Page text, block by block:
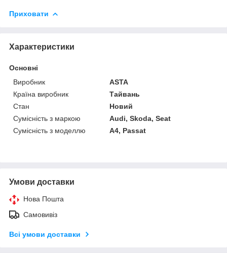
Приховати
Характеристики
Основні
Виробник
ASTA
Країна виробник
Тайвань
Стан
Новий
Сумісність з маркою
Audi, Skoda, Seat
Сумісність з моделлю
A4, Passat
Умови доставки
Нова Пошта
Самовивіз
Всі умови доставки